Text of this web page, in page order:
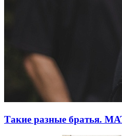
Такие разные братья.